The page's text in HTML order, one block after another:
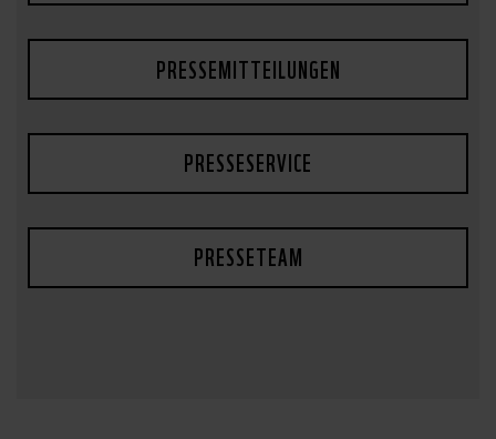
PRESSEMITTEILUNGEN
PRESSESERVICE
PRESSETEAM